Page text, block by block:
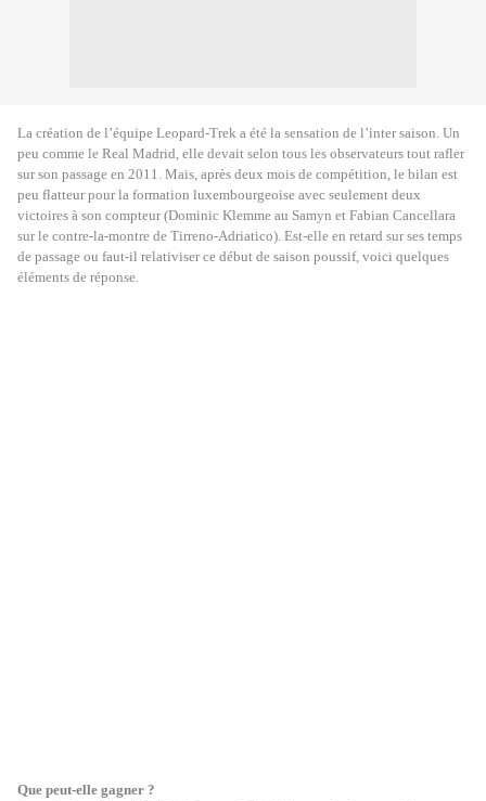
La création de l’équipe Leopard-Trek a été la sensation de l’inter saison. Un
peu comme le Real Madrid, elle devait selon tous les observateurs tout rafler
sur son passage en 2011. Mais, après deux mois de compétition, le bilan est
peu flatteur pour la formation luxembourgeoise avec seulement deux
victoires à son compteur (Dominic Klemme au Samyn et Fabian Cancellara
sur le contre-la-montre de Tirreno-Adriatico). Est-elle en retard sur ses temps
de passage ou faut-il relativiser ce début de saison poussif, voici quelques
éléments de réponse.
Que peut-elle gagner ?